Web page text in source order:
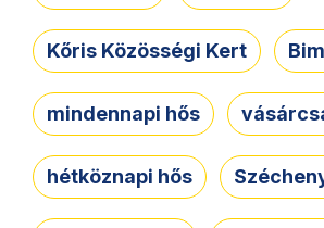
Kőris Közösségi Kert
mindennapi hős
hétköznapi hős